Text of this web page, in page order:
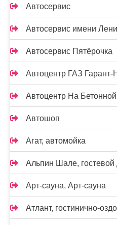
Автосервис
Автосервис имени
Автосервис Пятёрочка
Автоцентр ГАЗ Гарант-Н
Автоцентр На Бетонной
Автошоп
Агат, автомойка
Альпин Шале, гостевой
Арт-сауна, Арт-сауна
Атлант, гостинично-